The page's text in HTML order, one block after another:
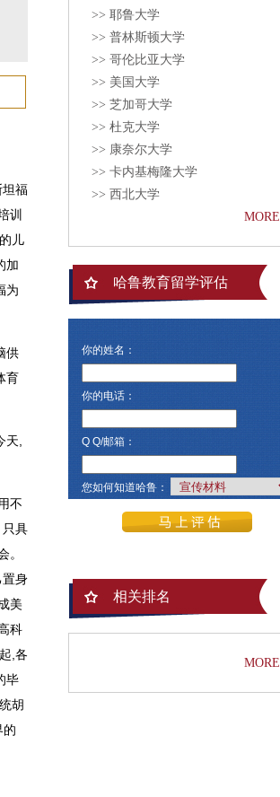
福
训
儿
加
为
供
育
,
不
具
。
置身
美
科
,各
毕
胡
的
>> 耶鲁大学
>> 普林斯顿大学
>> 哥伦比亚大学
>> 美国大学
>> 芝加哥大学
>> 杜克大学
>> 康奈尔大学
>> 卡内基梅隆大学
>> 西北大学
MORE
哈鲁教育留学评估
你的姓名：
你的电话：
Q Q/邮箱：
您如何知道哈鲁：
相关排名
MORE